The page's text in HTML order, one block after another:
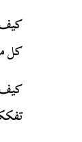
كيف
كل
كيف